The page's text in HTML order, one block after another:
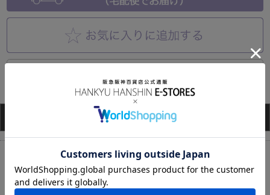
ビジューがきらめく、足元にときめきをくれる一足。女性らしい
透明感と華やかさを同時に叶えてくれるデザインは、履くだけで
コーデ全体を軽や…